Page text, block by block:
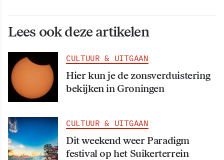
Lees ook deze artikelen
CULTUUR & UITGAAN
Hier kun je de zonsverduistering
bekijken in Groningen
CULTUUR & UITGAAN
Dit weekend weer Paradigm
festival op het Suikerterrein